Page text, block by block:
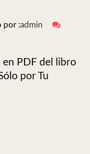
por :admin
PDF del libro
por Tu